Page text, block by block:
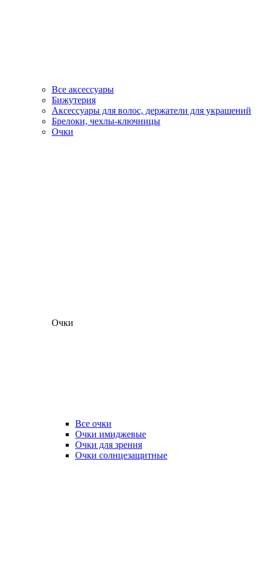
Все аксессуары
Бижутерия
Аксессуары для волос, держатели для украшений
Брелоки, чехлы-ключницы
Очки
Очки
Все очки
Очки имиджевые
Очки для зрения
Очки солнцезащитные